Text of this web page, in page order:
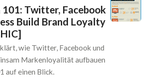
101: Twitter, Facebook
Build Brand Loyalty
wie Twitter, Facebook und
Markenloyalität aufbauen
auf einen Blick.